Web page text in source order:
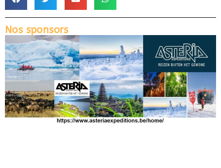
Nos sponsors